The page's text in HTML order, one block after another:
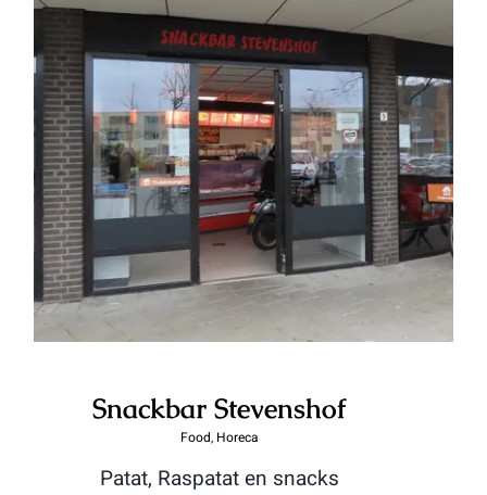
Snackbar Stevenshof
Snackbar Stevenshof
Food, Horeca
Patat, Raspatat en snacks